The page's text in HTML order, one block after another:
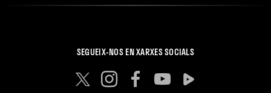
SEGUEIX-NOS EN XARXES SOCIALS